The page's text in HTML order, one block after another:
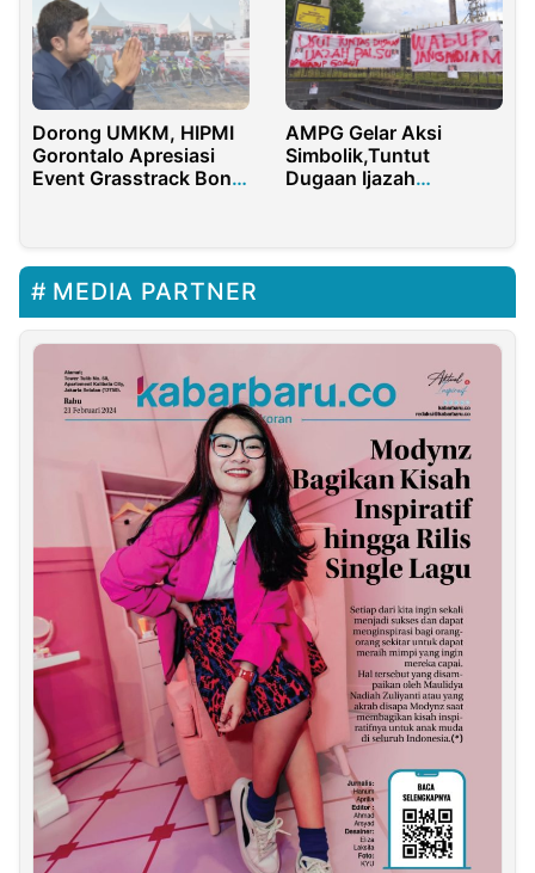
Dorong UMKM, HIPMI
Gorontalo Apresiasi
Event Grasstrack Bone
AMPG Gelar Aksi
Simbolik,Tuntut
Dugaan Ijazah
MEDIA PARTNER